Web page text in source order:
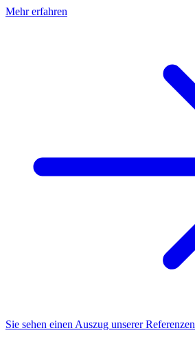
Mehr erfahren
Sie sehen einen Auszug unserer Referenzen